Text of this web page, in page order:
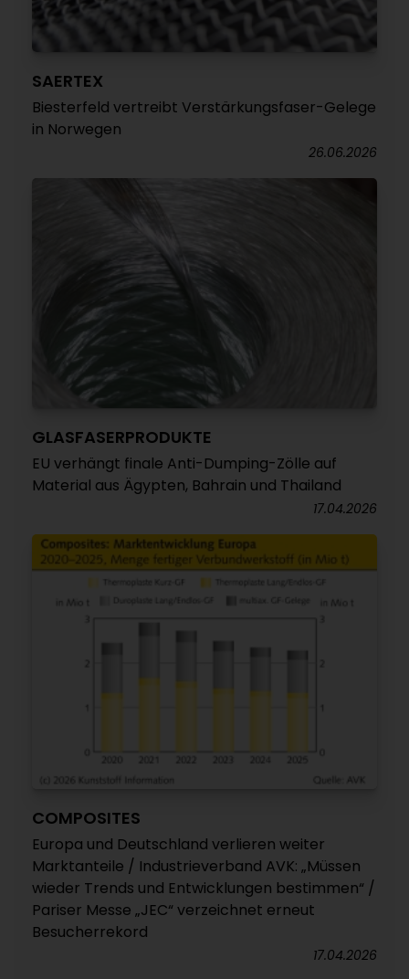
SAERTEX
Biesterfeld vertreibt Verstärkungsfaser-Gelege
in Norwegen
26.06.2026
GLASFASERPRODUKTE
EU verhängt finale Anti-Dumping-Zölle auf
Material aus Ägypten, Bahrain und Thailand
17.04.2026
COMPOSITES
Europa und Deutschland verlieren weiter
Marktanteile / Industrieverband AVK: „Müssen
wieder Trends und Entwicklungen bestimmen“ /
Pariser Messe „JEC“ verzeichnet erneut
Besucherrekord
17.04.2026